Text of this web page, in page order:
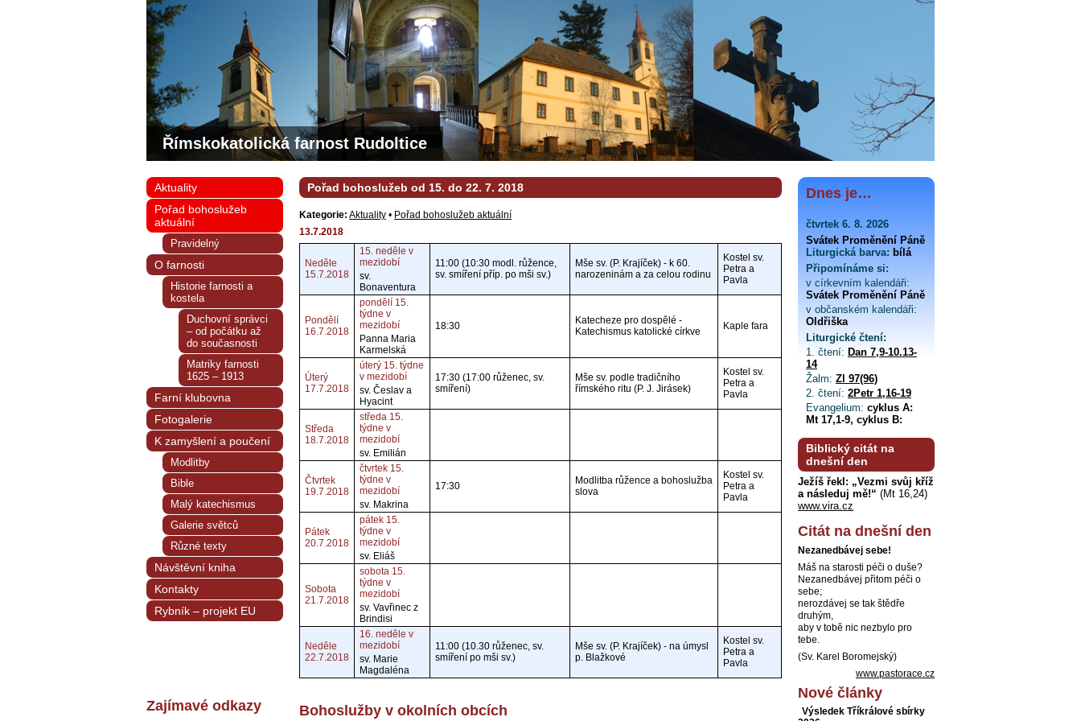
Římskokatolická farnost Rudoltice
Pořad bohoslužeb od 15. do 22. 7. 2018
Kategorie: Aktuality • Pořad bohoslužeb aktuální
13.7.2018
Neděle
15.7.2018
15. neděle v
mezidobí
sv.
Bonaventura
11:00 (10:30 modl. růžence,
sv. smíření příp. po mši sv.)
Mše sv. (P. Krajíček) - k 60.
narozeninám a za celou rodinu
Kostel sv.
Petra a
Pavla
Pondělí
16.7.2018
pondělí 15.
týdne v
mezidobí
Panna Maria
Karmelská
18:30
Katecheze pro dospělé -
Katechismus katolické církve
Kaple fara
Úterý
17.7.2018
úterý 15. týdne
v mezidobí
sv. Česlav a
Hyacint
17:30 (17:00 růženec, sv.
smíření)
Mše sv. podle tradičního
římského ritu (P. J. Jirásek)
Kostel sv.
Petra a
Pavla
Středa
18.7.2018
středa 15.
týdne v
mezidobí
sv. Emilián
Čtvrtek
19.7.2018
čtvrtek 15.
týdne v
mezidobí
sv. Makrina
17:30
Modlitba růžence a bohoslužba
slova
Kostel sv.
Petra a
Pavla
Pátek
20.7.2018
pátek 15.
týdne v
mezidobí
sv. Eliáš
Sobota
21.7.2018
sobota 15.
týdne v
mezidobí
sv. Vavřinec z
Brindisi
Neděle
22.7.2018
16. neděle v
mezidobí
sv. Marie
Magdaléna
11:00 (10.30 růženec, sv.
smíření po mši sv.)
Mše sv. (P. Krajíček) - na úmysl
p. Blažkové
Kostel sv.
Petra a
Pavla
Bohoslužby v okolních obcích
Aktuality
Pořad bohoslužeb
aktuální
Pravidelný
O farnosti
Historie farnosti a
kostela
Duchovní správci
– od počátku až
do současnosti
Matriky farnosti
1625 – 1913
Farní klubovna
Fotogalerie
K zamyšlení a poučení
Modlitby
Bible
Malý katechismus
Galerie světců
Různé texty
Návštěvní kniha
Kontakty
Rybník – projekt EU
Zajímavé odkazy
Dnes je…
čtvrtek 6. 8. 2026
Svátek Proměnění Páně
Liturgická barva: bílá
Připomínáme si:
v církevním kalendáři:
Svátek Proměnění Páně
v občanském kalendáři:
Oldřiška
Liturgické čtení:
1. čtení: Dan 7,9-10.13-
14
Žalm: Zl 97(96)
2. čtení: 2Petr 1,16-19
Evangelium: cyklus A:
Mt 17,1-9, cyklus B:
Biblický citát na
dnešní den
Ježíš řekl: „Vezmi svůj kříž
a následuj mě!“ (Mt 16,24)
www.vira.cz
Citát na dnešní den
Nezanedbávej sebe!
Máš na starosti péči o duše?
Nezanedbávej přitom péči o
sebe;
nerozdávej se tak štědře
druhým,
aby v tobě nic nezbylo pro
tebe.
(Sv. Karel Boromejský)
www.pastorace.cz
Nové články
Výsledek Tříkrálové sbírky